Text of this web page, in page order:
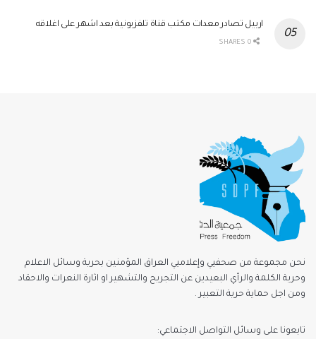
اربيل تصادر معدات مكتب قناة تلفزيونية بعد اشهر على اغلاقه
نحن مجموعة من صحفيي وإعلاميي العراق المؤمنين بحرية وسائل الاعلام
وحرية الكلمة والرأي البعيدين عن التجريح والتشهير او اثارة النعرات والاحقاد
ومن اجل حماية حرية التعبير .
تابعونا على وسائل التواصل الاجتماعي: